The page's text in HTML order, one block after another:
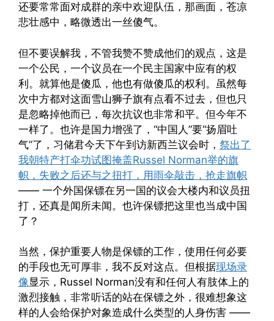
还要常常面对成群的亲中欢迎队伍，那画面，苍凉
悲壮感中，略微透出一丝傻气。
但不要误解我，不管我赞不赞成他们的观点，这是
一个公民，一个议员在一个民主国家中应有的权
利。就算他是傻瓜，他也有做傻瓜的权利。虽然每
次中方都对这面雪山狮子旗有点看不过去，但也只
是忽略掉他而已，每次抗议也非常和平。但今年不
一样了。也许是国力增强了，“中国人”要“扬眉吐
气”了，习储君今天下午到访新西兰议会时， 祭出了
我朝特产打伞功试图掩盖Russel Norman举的旗
帜，失败之后还与之扭打，用雨伞敲击，抢走旗帜
—— 一个外国保镖在另一国的议会大楼内和议员扭
打，还真是闻所未闻。也许保镖把这里也当成中国
了？
当然，保护重要人物是保镖的工作，使用任何必要
的手段也无可厚非，我不反对这点。但根据现场录
像显示，Russel Norman没有和任何人有肢体上的
激烈接触，非常听话的站在保镖之外，很难想象这
样的人会给保护对象造成什么类型的人身伤害 ——